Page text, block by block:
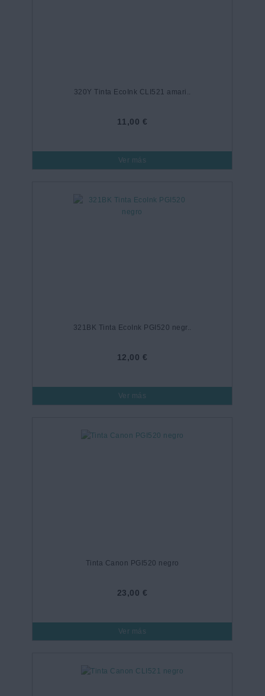
320Y Tinta EcoInk CLI521 amari..
11,00 €
Ver más
321BK Tinta EcoInk PGI520 negr..
12,00 €
Ver más
Tinta Canon PGI520 negro
23,00 €
Ver más